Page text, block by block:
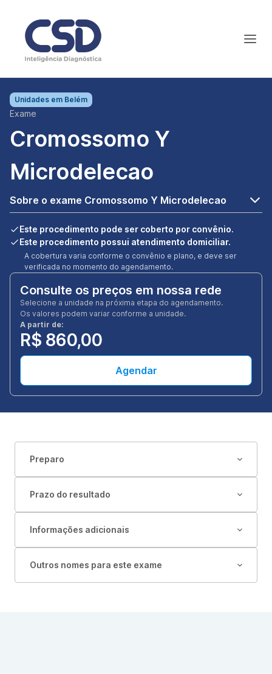
Unidades em Belém
Exame
Cromossomo Y
Microdelecao
Sobre o exame Cromossomo Y Microdelecao
Este procedimento pode ser coberto por convênio.
Este procedimento possui atendimento domiciliar.
A cobertura varia conforme o convênio e plano, e deve ser
verificada no momento do agendamento.
Consulte os preços em nossa rede
Selecione a unidade na próxima etapa do agendamento.
Os valores podem variar conforme a unidade.
A partir de:
R$ 860,00
Agendar
Preparo
Prazo do resultado
Informações adicionais
Outros nomes para este exame